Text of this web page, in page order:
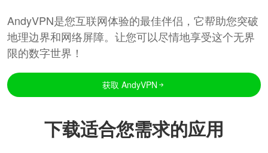
AndyVPN是您互联网体验的最佳伴侣，它帮助您突破
地理边界和网络屏障。让您可以尽情地享受这个无界
限的数字世界！
获取 AndyVPN
下载适合您需求的应用